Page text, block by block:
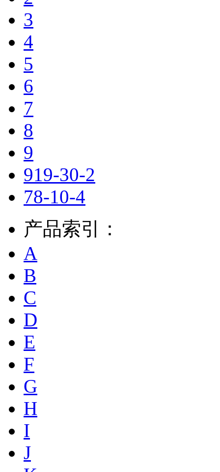
3
4
5
6
7
8
9
919-30-2
78-10-4
产品索引：
A
B
C
D
E
F
G
H
I
J